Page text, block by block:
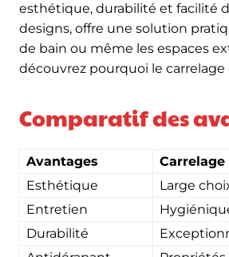
esthétique, durabilité et facilité
designs, offre une solution
de bain ou même les espaces
découvrez pourquoi le
Comparatif des
Avantages Carrelage
Esthétique
Large
Entretien
Durabilité